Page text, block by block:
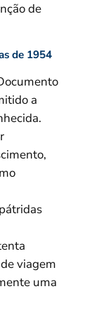
de
de 1954
a
viagem
uma